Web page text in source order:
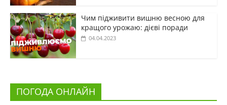
Чим підживити вишню весною для
кращого урожаю: дієві поради
04.04.2023
ПОГОДА ОНЛАЙН